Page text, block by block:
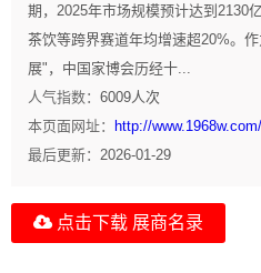
期，2025年市场规模预计达到2130
茶饮等跨界赛道年均增速超20%。
展"，中国家博会历经十...
人气指数： 6009人次
本页面网址：
http://
最后更新： 2026-01-29
点击下载 展商名录